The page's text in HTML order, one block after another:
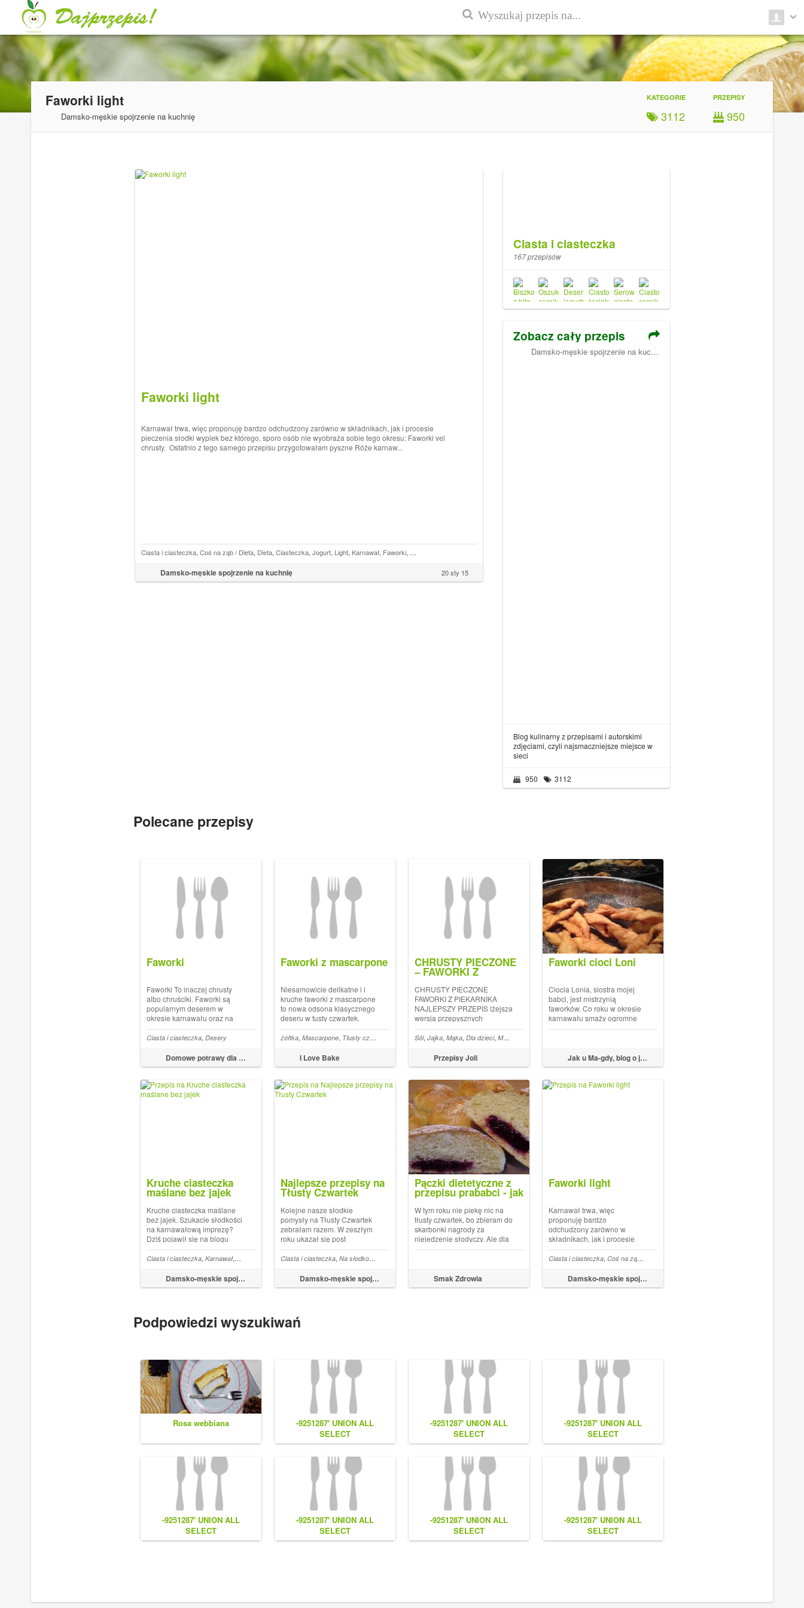
Faworki light
Damsko-męskie spojrzenie na kuchnię
PRZEPISY
950
KATEGORIE
3112
Faworki light
Karnawał trwa, więc proponuję bardzo odchudzony zarówno w składnikach, jak i procesie
pieczenia słodki wypiek bez którego, sporo osób nie wyobraża sobie tego okresu: Faworki vel
chrusty. Ostatnio z tego samego przepisu przygotowałam pyszne Róże karnaw...
Damsko-męskie spojrzenie na kuchnię 20 sty 15
Ciasta i ciasteczka, Coś na ząb / Dieta, Dieta, Ciasteczka, Jogurt, Light, Karnawał, Faworki, Chruściki
Ciasta i ciasteczka
167 przepisów
Zobacz cały przepis
Damsko-męskie spojrzenie na kuchnię
Blog kulinarny z przepisami i autorskimi
zdjęciami, czyli najsmaczniejsze miejsce w
sieci
950 3112
Polecane przepisy
Faworki
Faworki To inaczej chrusty
albo chruściki. Faworki są
popularnym deserem w
okresie karnawału oraz na
Tłusty Czwartek. To bardzo
chrupiące ciastka w kształcie
kokardki, które smaży się w
głębokim tłuszczu. Po
ostudzeniu faworki posypuje
Domowe potrawy dla każdego
Ciasta i ciasteczka, Desery
Faworki z mascarpone
Niesamowicie delikatne i i
kruche faworki z mascarpone
to nowa odsona klasycznego
deseru w tusty czwartek.
Faworki z mascarpone Post
Faworki z mascarpone
pojawił się poraz pierwszy w I
Love Bake.
I Love Bake
żółtka, Mascarpone, Tłusty czwartek
CHRUSTY PIECZONE
– FAWORKI Z
NAJLEPSZY PRZEPIS
CHRUSTY PIECZONE
FAWORKI Z PIEKARNIKA
NAJLEPSZY PRZEPIS lżejsza
wersja przepysznych
chrustów
Przepisy Joli
Sól, Jajka, Mąka, Dla dzieci, Masło
Faworki cioci Loni
Ciocia Lonia, siostra mojej
babci, jest mistrzynią
faworków. Co roku w okresie
karnawału smaży ogromne
ilości tych słodkości - czasami
zrobiłam ja, a czasami w
kształcie różyczek, z wiśniami
z własnej roboty przetworów.
Jak u Ma-gdy, blog o jedzeniu
Kruche ciasteczka
maślane bez jajek
Kruche ciasteczka maślane
bez jajek. Szukacie słodkości
na karnawałową imprezę?
Dziś pojawił się na blogu
pierwszy słodki przepis w
2017 r. na pyszne , kruche
ciasteczka maślane z cukrem
pudrem . Ciasteczka są
bardzo delikatne, lekkie,
Damsko-męskie spojrzenie na kuchnię
Ciasta i ciasteczka, Karnawał, Kruche ciasteczka,Ciasteczka bez jajek,Karnawałowe ciasteczka Kruche ciasteczka maślane bez jajek,Maślane ciasteczka
Najlepsze przepisy na
Tłusty Czwartek
Kolejne nasze słodkie
pomysły na Tłusty Czwartek
zebrałam razem. W zeszłym
roku ukazał się post
grupujący Przepisy na Tłusty
Czwartek teraz kolejna ich
tura. Katolicy wiedzą, o co
chodzi z tym dniem, to ostatni
czwartek przed Wielkim
Damsko-męskie spojrzenie na kuchnię
Ciasta i ciasteczka, Na słodko,Karnawał Tłusty czwartek
Pączki dietetyczne z
przepisu prababci - jak
co roku na ten dzień!
W tym roku nie piekę nic na
tłusty czwartek, bo zbieram do
skarbonki nagrody za
niejedzenie słodyczy. Ale dla
przypomnienia kilka
dietetycznych. Tak wiem, moje
pączki to nie pączki, a chrusty
to nie chrusty, więc jakby kto
Smak Zdrowia
Faworki light
Karnawał trwa, więc
proponuję bardzo
odchudzony zarówno w
składnikach, jak i procesie
pieczenia słodki wypiek bez
którego, sporo osób nie
wyobraża sobie tego okresu:
Faworki vel chrusty. Ostatnio
z tego samego przepisu
Damsko-męskie spojrzenie na kuchnię
Ciasta i ciasteczka, Coś na ząb / Dieta
Podpowiedzi wyszukiwań
Rosa webbiana
-9251287' UNION ALL
SELECT
NULL,NULL,NULL,CONCAT(0x7e55767a616b77,
(1),0x6166786179557e) #
-9251287' UNION ALL
SELECT
NULL,CONCAT(0x7e55767a616b77,
(1),0x6166786179557e),NULL
#
-9251287' UNION ALL
SELECT
NULL,NULL,CONCAT(0x7e55767a616b77,
(1),0x6166786179557e) #
-9251287' UNION ALL
SELECT
CONCAT(0x7e55767a616b77,
-9251287' UNION ALL
SELECT
NULL,CONCAT(0x7e55767a616b77,
-9251287' UNION ALL
SELECT
CONCAT(0x7e55767a616b77,
-9251287' UNION ALL
SELECT
CONCAT(0x7e55767a616b77,